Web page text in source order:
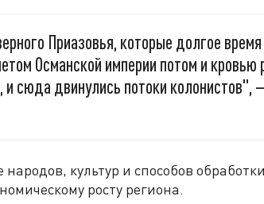
Приазовья, которые долгое время
Османской империи потом и кровью
сюда двинулись потоки колонистов",
культур и способов
росту региона.